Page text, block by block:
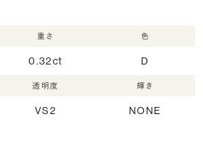
重さ
0.32ct
色
D
透明度
VS2
輝き
NONE